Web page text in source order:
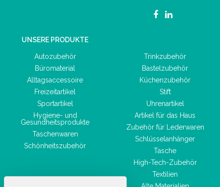
UNSERE PRODUKTE
Autozubehör
Büromaterial
Alltagsaccessoire
Freizeitartikel
Sportartikel
Hygiene- und
Gesundheitsprodukte
Taschenwaren
Schönheitszubehör
Trinkzubehör
Bastelzubehör
Küchenzubehör
Stift
Uhrenartikel
Artikel für das Haus
Zubehör für Lederwaren
Schlüsselanhänger
Tasche
High-Tech-Zubehör
Textilien